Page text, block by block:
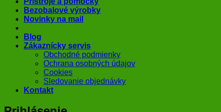
Bezobalové výrobky
Novinky na mail
Blog
Zákaznícky servis
Obchodné podmienky
Ochrana osobných údajov
Cookies
Sledovanie objednávky
Kontakt